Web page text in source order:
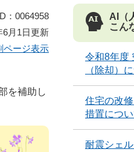
：0064958
6月1日更新
ページ表示
を補助し
AI（
こん
令和8年度
（除却）
住宅の改
措置につ
耐震シェ